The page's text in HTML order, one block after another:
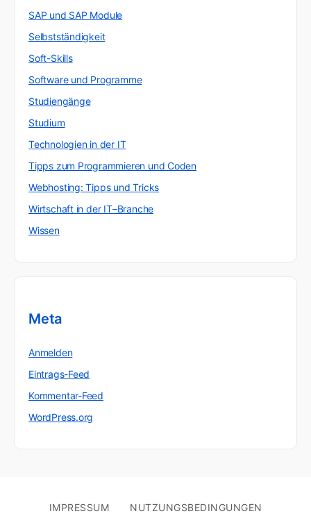
SAP und SAP Module
Selbstständigkeit
Soft-Skills
Software und Programme
Studiengänge
Studium
Technologien in der IT
Tipps zum Programmieren und Coden
Webhosting: Tipps und Tricks
Wirtschaft in der IT–Branche
Wissen
Meta
Anmelden
Eintrags-Feed
Kommentar-Feed
WordPress.org
IMPRESSUM NUTZUNGSBEDINGUNGEN